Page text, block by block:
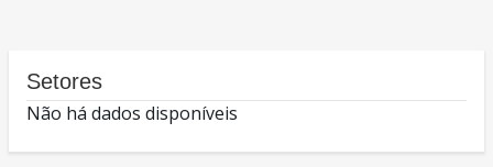
Setores
Não há dados disponíveis